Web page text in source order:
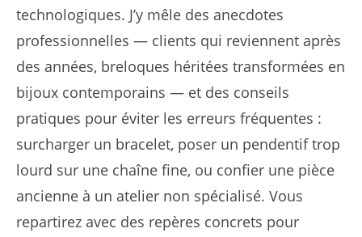
technologiques. J’y mêle des anecdotes
professionnelles — clients qui reviennent après
des années, breloques héritées transformées en
bijoux contemporains — et des conseils
pratiques pour éviter les erreurs fréquentes :
surcharger un bracelet, poser un pendentif trop
lourd sur une chaîne fine, ou confier une pièce
ancienne à un atelier non spécialisé. Vous
repartirez avec des repères concrets pour